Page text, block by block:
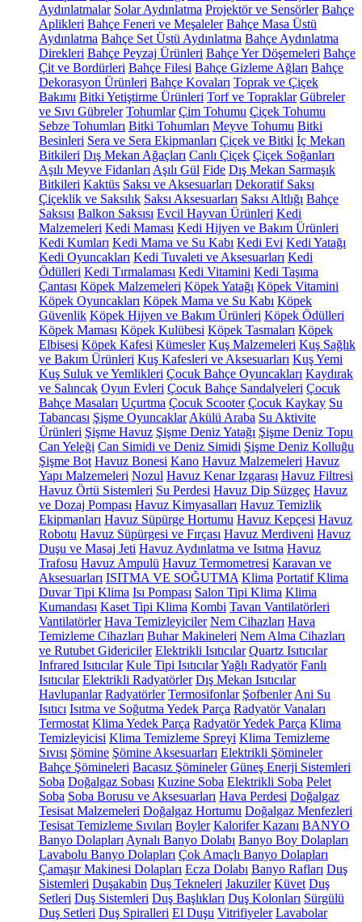
Aydınlatmalar Solar Aydınlatma Projektör ve Sensörler Bahçe
Aplikleri Bahçe Feneri ve Meşaleler Bahçe Masa Üstü
Aydınlatma Bahçe Set Üstü Aydınlatma Bahçe Aydınlatma
Direkleri Bahçe Peyzaj Ürünleri Bahçe Yer Döşemeleri Bahçe
Çit ve Bordürleri Bahçe Filesi Bahçe Gizleme Ağları Bahçe
Dekorasyon Ürünleri Bahçe Kovaları Toprak ve Çiçek
Bakımı Bitki Yetiştirme Ürünleri Torf ve Topraklar Gübreler
ve Sıvı Gübreler Tohumlar Çim Tohumu Çiçek Tohumu
Sebze Tohumları Bitki Tohumları Meyve Tohumu Bitki
Besinleri Sera ve Sera Ekipmanları Çiçek ve Bitki İç Mekan
Bitkileri Dış Mekan Ağaçları Canlı Çiçek Çiçek Soğanları
Aşılı Meyve Fidanları Aşılı Gül Fide Dış Mekan Sarmaşık
Bitkileri Kaktüs Saksı ve Aksesuarları Dekoratif Saksı
Çiçeklik ve Saksılık Saksı Aksesuarları Saksı Altlığı Bahçe
Saksısı Balkon Saksısı Evcil Hayvan Ürünleri Kedi
Malzemeleri Kedi Maması Kedi Hijyen ve Bakım Ürünleri
Kedi Kumları Kedi Mama ve Su Kabı Kedi Evi Kedi Yatağı
Kedi Oyuncakları Kedi Tuvaleti ve Aksesuarları Kedi
Ödülleri Kedi Tırmalaması Kedi Vitamini Kedi Taşıma
Çantası Köpek Malzemeleri Köpek Yatağı Köpek Vitamini
Köpek Oyuncakları Köpek Mama ve Su Kabı Köpek
Güvenlik Köpek Hijyen ve Bakım Ürünleri Köpek Ödülleri
Köpek Maması Köpek Kulübesi Köpek Tasmaları Köpek
Elbisesi Köpek Kafesi Kümesler Kuş Malzemeleri Kuş Sağlık
ve Bakım Ürünleri Kuş Kafesleri ve Aksesuarları Kuş Yemi
Kuş Suluk ve Yemlikleri Çocuk Bahçe Oyuncakları Kaydırak
ve Salıncak Oyun Evleri Çocuk Bahçe Sandalyeleri Çocuk
Bahçe Masaları Uçurtma Çocuk Scooter Çocuk Kaykay Su
Tabancası Şişme Oyuncaklar Akülü Araba Su Aktivite
Ürünleri Şişme Havuz Şişme Deniz Yatağı Şişme Deniz Topu
Can Yeleği Can Simidi ve Deniz Simidi Şişme Deniz Kolluğu
Şişme Bot Havuz Bonesi Kano Havuz Malzemeleri Havuz
Yapı Malzemeleri Nozul Havuz Kenar Izgarası Havuz Filtresi
Havuz Örtü Sistemleri Su Perdesi Havuz Dip Süzgeç Havuz
ve Dozaj Pompası Havuz Kimyasalları Havuz Temizlik
Ekipmanları Havuz Süpürge Hortumu Havuz Kepçesi Havuz
Robotu Havuz Süpürgesi ve Fırçası Havuz Merdiveni Havuz
Duşu ve Masaj Jeti Havuz Aydınlatma ve Isıtma Havuz
Trafosu Havuz Ampulü Havuz Termometresi Karavan ve
Aksesuarları ISITMA VE SOĞUTMA Klima Portatif Klima
Duvar Tipi Klima Isı Pompası Salon Tipi Klima Klima
Kumandası Kaset Tipi Klima Kombi Tavan Vantilatörleri
Vantilatörler Hava Temizleyiciler Nem Cihazları Hava
Temizleme Cihazları Buhar Makineleri Nem Alma Cihazları
ve Rutubet Gidericiler Elektrikli Isıtıcılar Quartz Isıtıcılar
Infrared Isıtıcılar Kule Tipi IsıtıcılarYağlı Radyatör Fanlı
Isıtıcılar Elektrikli Radyatörler Dış Mekan Isıtıcılar
Havlupanlar Radyatörler Termosifonlar Şofbenler Ani Su
Isıtıcı Isıtma ve Soğutma Yedek Parça Radyatör Vanaları
Termostat Klima Yedek Parça Radyatör Yedek Parça Klima
Temizleyicisi Klima Temizleme Spreyi Klima Temizleme
Sıvısı Şömine Şömine Aksesuarları Elektrikli Şömineler
Bahçe Şömineleri Bacasız Şömineler Güneş Enerji Sistemleri
Soba Doğalgaz Sobası Kuzine Soba Elektrikli Soba Pelet
Soba Soba Borusu ve Aksesuarları Hava Perdesi Doğalgaz
Tesisat Malzemeleri Doğalgaz Hortumu Doğalgaz Menfezleri
Tesisat Temizleme Sıvıları Boyler Kalorifer Kazanı BANYO
Banyo Dolapları Aynalı Banyo Dolabı Banyo Boy Dolapları
Lavabolu Banyo Dolapları Çok Amaçlı Banyo Dolapları
Çamaşır Makinesi Dolapları Ecza Dolabı Banyo Rafları Duş
Sistemleri Duşakabin Duş Tekneleri Jakuziler Küvet Duş
Setleri Duş Sistemleri Duş Başlıkları Duş Kolonları Sürgülü
Duş Setleri Duş Spiralleri El Duşu Vitrifiyeler Lavabolar